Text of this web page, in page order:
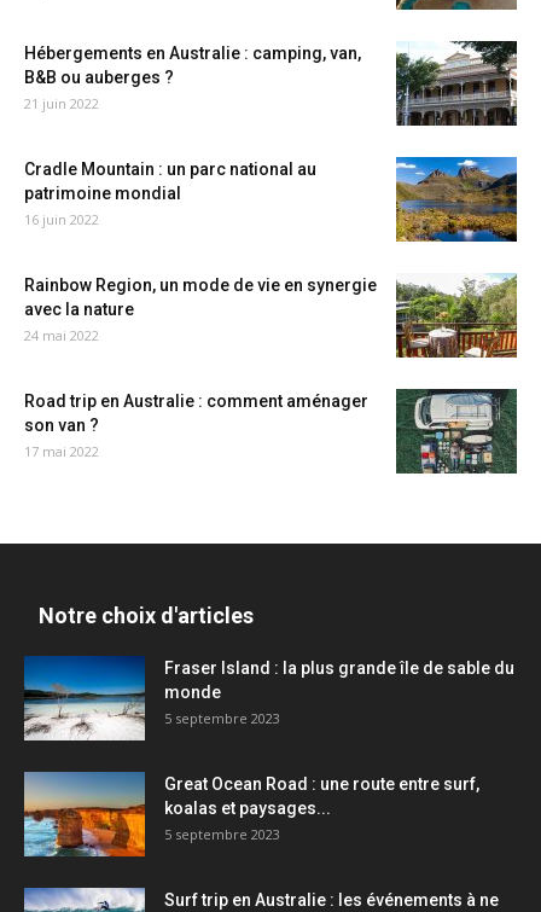
Hébergements en Australie : camping, van,
B&B ou auberges ?
21 juin 2022
Cradle Mountain : un parc national au
patrimoine mondial
16 juin 2022
Rainbow Region, un mode de vie en synergie
avec la nature
24 mai 2022
Road trip en Australie : comment aménager
son van ?
17 mai 2022
Notre choix d'articles
Fraser Island : la plus grande île de sable du
monde
5 septembre 2023
Great Ocean Road : une route entre surf,
koalas et paysages...
5 septembre 2023
Surf trip en Australie : les événements à ne